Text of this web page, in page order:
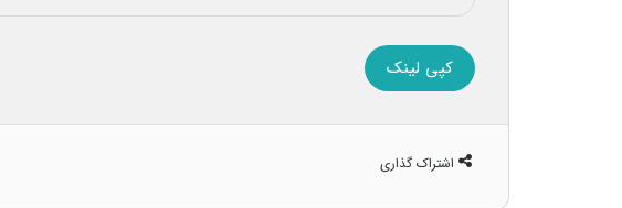
کپی لینک
اشتراک گذاری